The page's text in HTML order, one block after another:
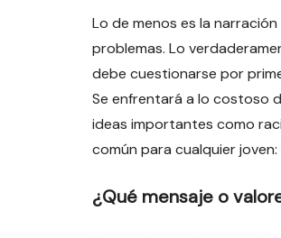
Lo de menos es la
problemas. Lo
debe cuestionarse por
Se enfrentará a lo costoso
ideas importantes como
común para cualquier
¿Qué mensaje o